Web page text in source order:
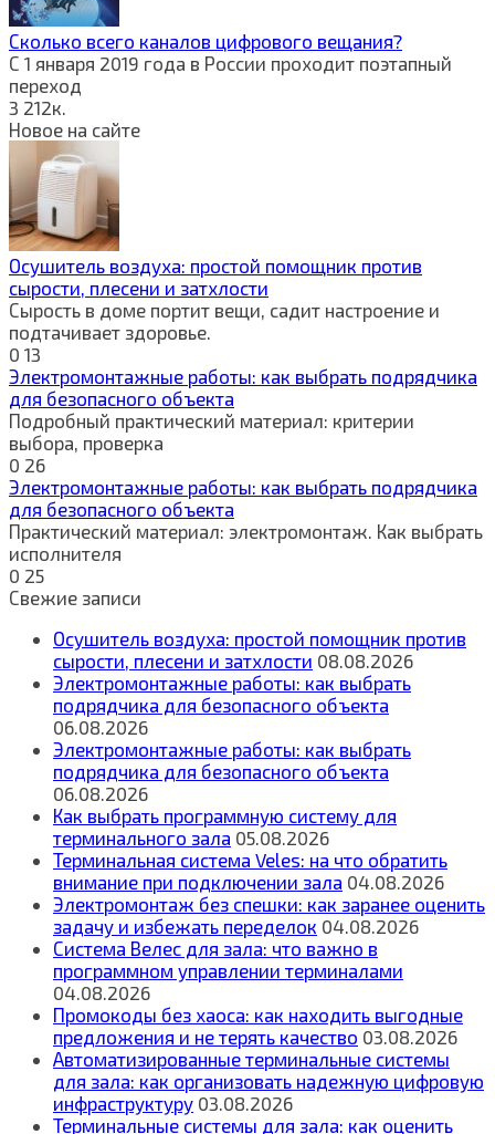
Сколько всего каналов цифрового вещания?
С 1 января 2019 года в России проходит поэтапный
переход
3 212к.
Новое на сайте
Осушитель воздуха: простой помощник против
сырости, плесени и затхлости
Сырость в доме портит вещи, садит настроение и
подтачивает здоровье.
0 13
Электромонтажные работы: как выбрать подрядчика
для безопасного объекта
Подробный практический материал: критерии
выбора, проверка
0 26
Электромонтажные работы: как выбрать подрядчика
для безопасного объекта
Практический материал: электромонтаж. Как выбрать
исполнителя
0 25
Свежие записи
Осушитель воздуха: простой помощник против
сырости, плесени и затхлости 08.08.2026
Электромонтажные работы: как выбрать
подрядчика для безопасного объекта
06.08.2026
Электромонтажные работы: как выбрать
подрядчика для безопасного объекта
06.08.2026
Как выбрать программную систему для
терминального зала 05.08.2026
Терминальная система Veles: на что обратить
внимание при подключении зала 04.08.2026
Электромонтаж без спешки: как заранее оценить
задачу и избежать переделок 04.08.2026
Система Велес для зала: что важно в
программном управлении терминалами
04.08.2026
Промокоды без хаоса: как находить выгодные
предложения и не терять качество 03.08.2026
Автоматизированные терминальные системы
для зала: как организовать надежную цифровую
инфраструктуру 03.08.2026
Терминальные системы для зала: как оценить